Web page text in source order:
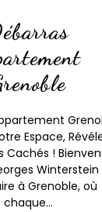
Espace,
Cachés !
Winterstein
à Grenoble, où
chaque...